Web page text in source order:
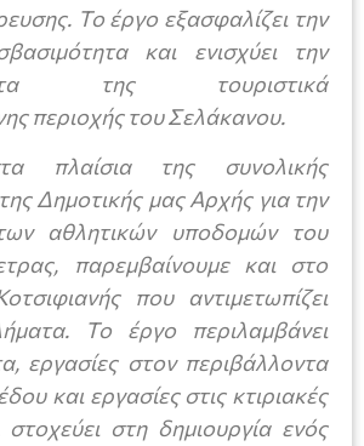
Το έργο εξασφαλίζει την
και ενισχύει την
της τουριστικά
περιοχής του Σελάκανου.
πλαίσια της συνολικής
Δημοτικής μας Αρχής για την
αθλητικών υποδομών του
παρεμβαίνουμε και στο
που αντιμετωπίζει
Το έργο περιλαμβάνει
εργασίες στον περιβάλλοντα
και εργασίες στις κτιριακές
στη δημιουργία ενός